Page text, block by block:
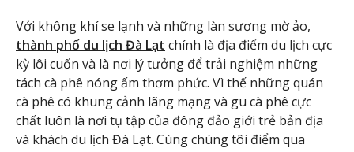
Với không khí se lạnh và những làn sương mờ ảo,
thành phố du lịch Đà Lạt chính là địa điểm du lịch cực
kỳ lôi cuốn và là nơi lý tưởng để trải nghiệm những
tách cà phê nóng ấm thơm phức. Vì thế những quán
cà phê có khung cảnh lãng mạng và gu cà phê cực
chất luôn là nơi tụ tập của đông đảo giới trẻ bản địa
và khách du lịch Đà Lạt. Cùng chúng tôi điểm qua